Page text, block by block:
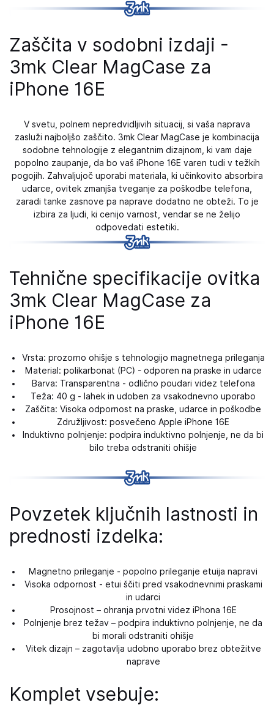
Zaščita v sodobni izdaji -
3mk Clear MagCase za
iPhone 16E
V svetu, polnem nepredvidljivih situacij, si vaša naprava
zasluži najboljšo zaščito. 3mk Clear MagCase je kombinacija
sodobne tehnologije z elegantnim dizajnom, ki vam daje
popolno zaupanje, da bo vaš iPhone 16E varen tudi v težkih
pogojih. Zahvaljujoč uporabi materiala, ki učinkovito absorbira
udarce, ovitek zmanjša tveganje za poškodbe telefona,
zaradi tanke zasnove pa naprave dodatno ne obteži. To je
izbira za ljudi, ki cenijo varnost, vendar se ne želijo
odpovedati estetiki.
Tehnične specifikacije ovitka
3mk Clear MagCase za
iPhone 16E
Vrsta: prozorno ohišje s tehnologijo magnetnega prileganja
Material: polikarbonat (PC) - odporen na praske in udarce
Barva: Transparentna - odlično poudari videz telefona
Teža: 40 g - lahek in udoben za vsakodnevno uporabo
Zaščita: Visoka odpornost na praske, udarce in poškodbe
Združljivost: posvečeno Apple iPhone 16E
Induktivno polnjenje: podpira induktivno polnjenje, ne da bi
bilo treba odstraniti ohišje
Povzetek ključnih lastnosti in
prednosti izdelka:
Magnetno prileganje - popolno prileganje etuija napravi
Visoka odpornost - etui ščiti pred vsakodnevnimi praskami
in udarci
Prosojnost – ohranja prvotni videz iPhona 16E
Polnjenje brez težav – podpira induktivno polnjenje, ne da
bi morali odstraniti ohišje
Vitek dizajn – zagotavlja udobno uporabo brez obtežitve
naprave
Komplet vsebuje: